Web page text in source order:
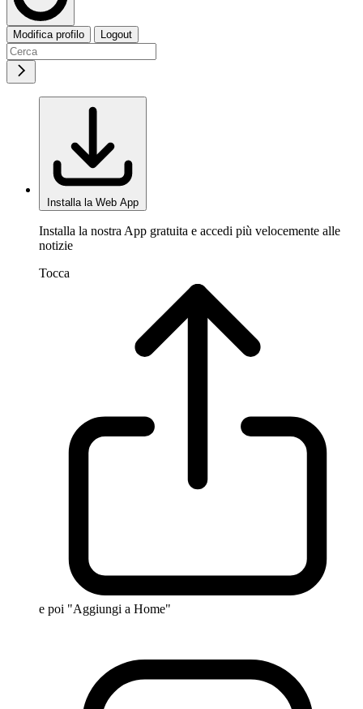
Modifica profilo Logout
Installa la Web App
Installa la nostra App gratuita e accedi più velocemente alle
notizie
Tocca
e poi "Aggiungi a Home"